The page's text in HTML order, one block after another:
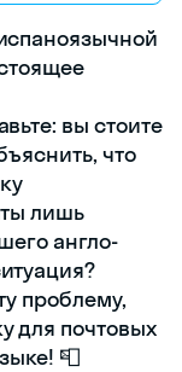
вы стоите
что
лишь
англо-
проблему,
для почтовых
📮